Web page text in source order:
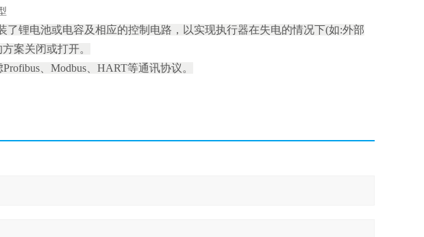
了锂电池或电容及相应的控制电路，以实现执行器在失电的情况下(如:外部
案关闭或打开。
、Modbus、HART等通讯协议。